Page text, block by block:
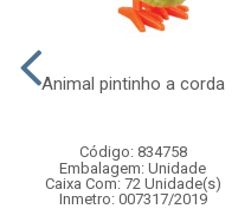
Animal pintinho a corda
Código: 834758
Embalagem: Unidade
Caixa Com: 72 Unidade(s)
Inmetro: 007317/2019